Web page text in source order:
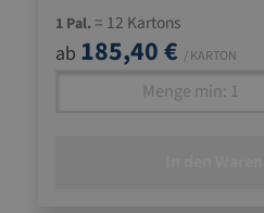
1 Pal. = 12 Kartons
ab 185,40 € / KARTON